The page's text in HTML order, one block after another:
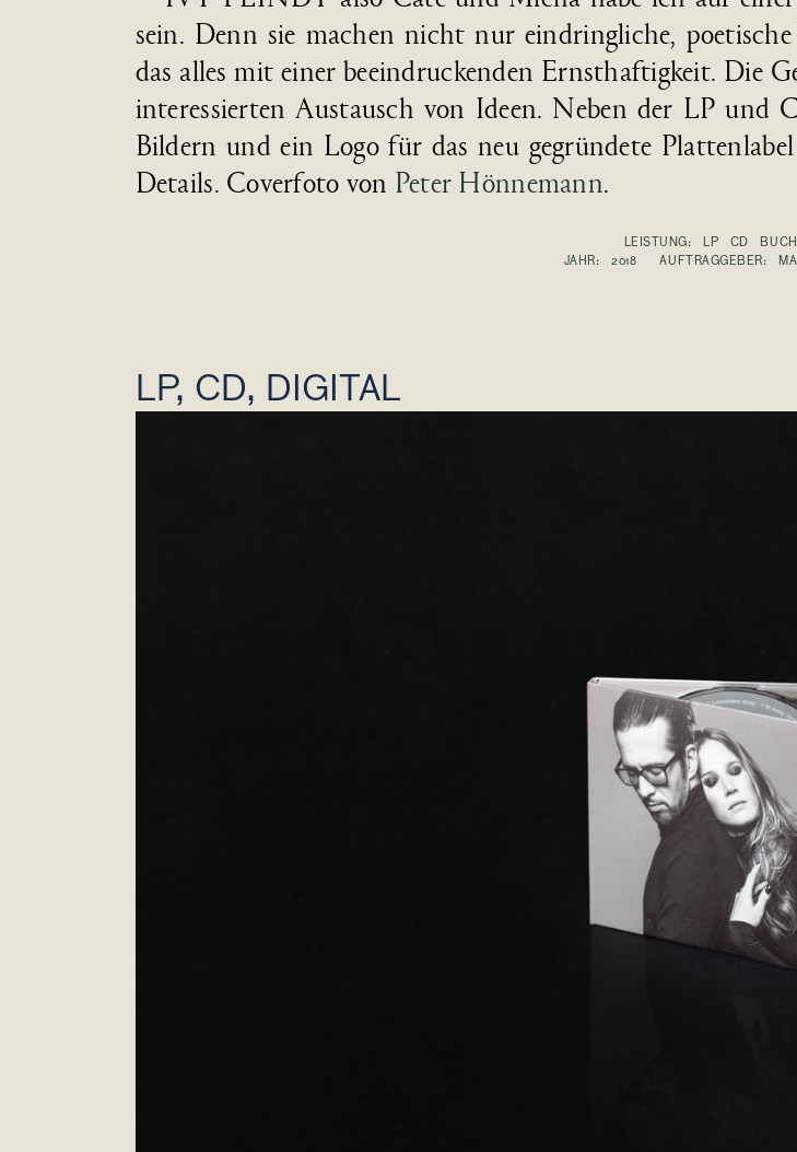
sein. Denn sie machen nicht nur ein­dring­liche,
das alles mit einer be­ein­druck­en­den Ernst­haftig­keit. Die
interes­sierten Aus­tausch von Ideen. Neben der LP
Bildern und ein Logo für das neu ge­grün­dete
Details. Cover­foto von Peter Hönnemann.
LEISTUNG: LP CD
JAHR: 2018 AUFTRAGGEBER:
LP, CD, DIGITAL